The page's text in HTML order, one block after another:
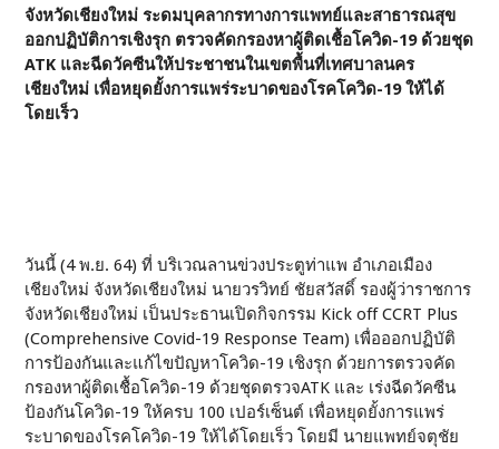
จังหวัดเชียงใหม่ ระดมบุคลากรทางการแพทย์และสาธารณสุข
ออกปฏิบัติการเชิงรุก ตรวจคัดกรองหาผู้ติดเชื้อโควิด-19 ด้วยชุด
ATK และฉีดวัคซีนให้ประชาชนในเขตพื้นที่เทศบาลนคร
เชียงใหม่ เพื่อหยุดยั้งการแพร่ระบาดของโรคโควิด-19 ให้ได้
โดยเร็ว
วันนี้ (4 พ.ย. 64) ที่ บริเวณลานข่วงประตูท่าแพ อำเภอเมือง
เชียงใหม่ จังหวัดเชียงใหม่ นายวรวิทย์ ชัยสวัสดิ์ รองผู้ว่าราชการ
จังหวัดเชียงใหม่ เป็นประธานเปิดกิจกรรม Kick off CCRT Plus
(Comprehensive Covid-19 Response Team) เพื่อออกปฏิบัติ
การป้องกันและแก้ไขปัญหาโควิด-19 เชิงรุก ด้วยการตรวจคัด
กรองหาผู้ติดเชื้อโควิด-19 ด้วยชุดตรวจATK และ เร่งฉีดวัคซีน
ป้องกันโควิด-19 ให้ครบ 100 เปอร์เซ็นต์ เพื่อหยุดยั้งการแพร่
ระบาดของโรคโควิด-19 ให้ได้โดยเร็ว โดยมี นายแพทย์จตุชัย